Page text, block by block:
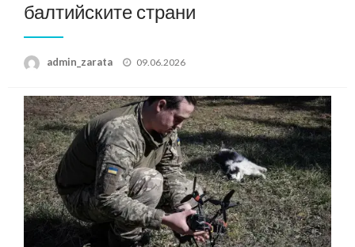
балтийските страни
admin_zarata
Posted
09.06.2026